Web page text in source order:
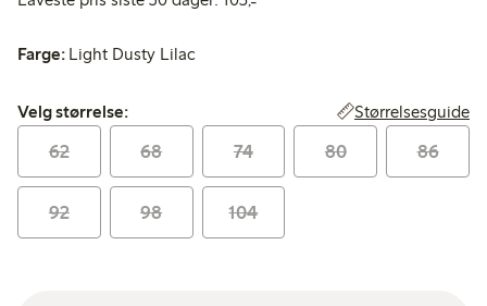
Farge: Light Dusty Lilac
Velg størrelse:
Velg størrelse: Størrelsesguide
62 68 74 80 86
92 98 104